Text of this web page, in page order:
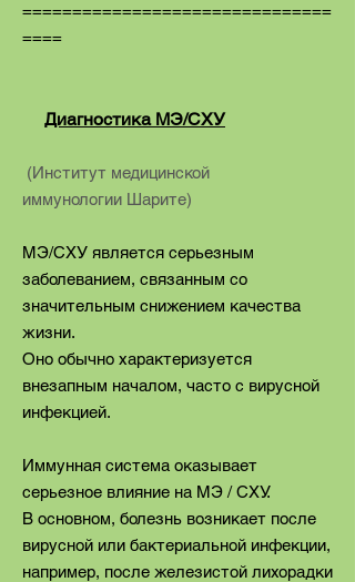
===============================
====
Диагностика МЭ/СХУ
(Институт медицинской
иммунологии Шарите)
МЭ/СХУ является серьезным
заболеванием, связанным со
значительным снижением качества
жизни.
Оно обычно характеризуется
внезапным началом, часто с вирусной
инфекцией.
Иммунная система оказывает
серьезное влияние на MЭ / CХУ.
В основном, болезнь возникает после
вирусной или бактериальной инфекции,
например, после железистой лихорадки